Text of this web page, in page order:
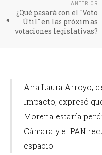
ANTERIOR
¿Qué pasará con el "Voto
Útil" en las próximas
votaciones legislativas?
Ana Laura Arroyo,
Impacto, expresó
Morena estaría
Cámara y el PAN
espacio.